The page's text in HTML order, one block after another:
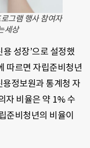
그램 행사 참여자
세상
용 성장’으로 설정했
따르면 자립준비청년
정보원과 통계청 자
자 비율은 약 1% 수
준비청년의 비율이